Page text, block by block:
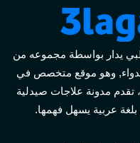
يدار بواسطة مجموعه من
وهو موقع متخصص في
، تقدم مدونة علاجات صيدلية
عربية يسهل فهمها.